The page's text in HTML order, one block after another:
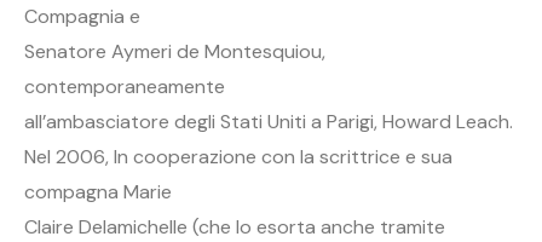
Compagnia e
Senatore Aymeri de Montesquiou,
contemporaneamente
all’ambasciatore degli Stati Uniti a Parigi, Howard Leach.
Nel 2006, In cooperazione con la scrittrice e sua
compagna Marie
Claire Delamichelle (che lo esorta anche tramite